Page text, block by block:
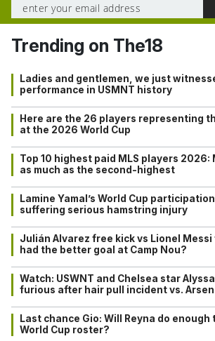
Trending on The18
Ladies and gentlemen, we just
performance in USMNT history
Here are the 26 players representing
at the 2026 World Cup
Top 10 highest paid MLS players 2026:
as much as the second-highest
Lamine Yamal’s World Cup
suffering serious hamstring injury
Julián Alvarez free kick vs Lionel Messi
had the better goal at Camp Nou?
Watch: USWNT and Chelsea star
furious after hair pull incident vs.
Last chance Gio: Will Reyna do
World Cup roster?